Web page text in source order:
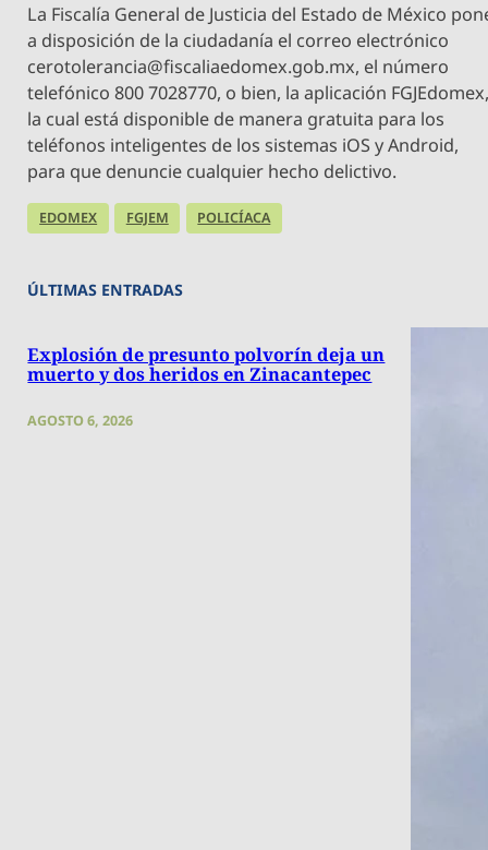
La Fiscalía General de Justicia del Estado de México
a disposición de la ciudadanía el correo electrónico
cerotolerancia@fiscaliaedomex.gob.mx, el número
telefónico 800 7028770, o bien, la aplicación
la cual está disponible de manera gratuita para los
teléfonos inteligentes de los sistemas iOS y Android,
para que denuncie cualquier hecho delictivo.
EDOMEX FGJEM POLICÍACA
ÚLTIMAS ENTRADAS
Explosión de presunto polvorín deja un
muerto y dos heridos en Zinacantepec
AGOSTO 6, 2026